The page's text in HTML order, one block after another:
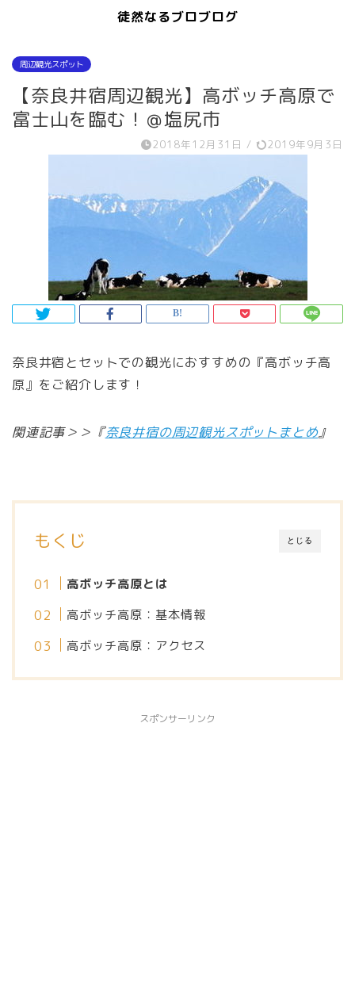
徒然なるブロブログ
周辺観光スポット
【奈良井宿周辺観光】高ボッチ高原で
富士山を臨む！＠塩尻市
2018年12月31日 / 2019年9月3日
奈良井宿とセットでの観光におすすめの『高ボッチ高
原』をご紹介します！
関連記事＞＞『奈良井宿の周辺観光スポットまとめ』
とじる
もくじ
高ボッチ高原とは
高ボッチ高原：基本情報
高ボッチ高原：アクセス
スポンサーリンク